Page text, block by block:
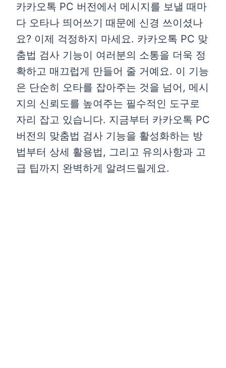
카카오톡 PC 버전에서 메시지를 보낼 때마
다 오타나 띄어쓰기 때문에 신경 쓰이셨나
요? 이제 걱정하지 마세요. 카카오톡 PC 맞
춤법 검사 기능이 여러분의 소통을 더욱 정
확하고 매끄럽게 만들어 줄 거예요. 이 기능
은 단순히 오타를 잡아주는 것을 넘어, 메시
지의 신뢰도를 높여주는 필수적인 도구로
자리 잡고 있습니다. 지금부터 카카오톡 PC
버전의 맞춤법 검사 기능을 활성화하는 방
법부터 상세 활용법, 그리고 유의사항과 고
급 팁까지 완벽하게 알려드릴게요.